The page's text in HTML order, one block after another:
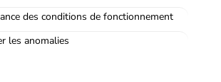
des conditions de fonctionnement
les anomalies